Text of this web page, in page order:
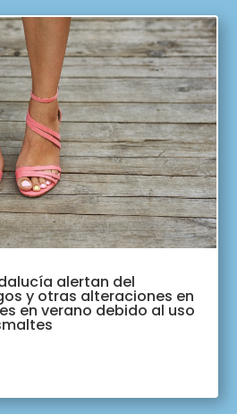
alertan del
y otras alteraciones en
en verano debido al uso